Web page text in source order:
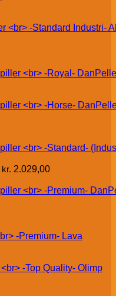
kr. 2.029,00
Lava
Olimp